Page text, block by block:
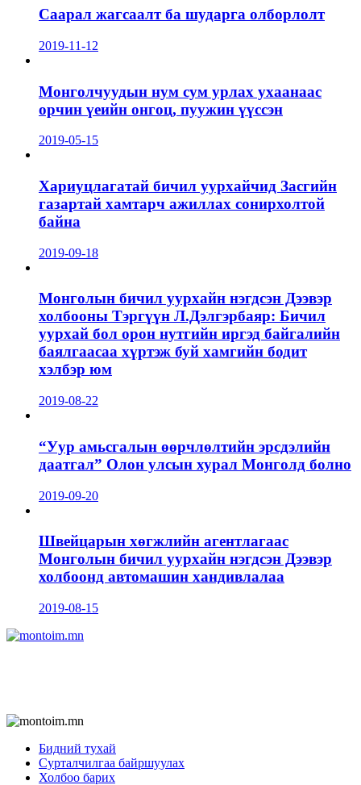
Саарал жагсаалт ба шударга олборлолт
2019-11-12
Монголчуудын нум сум урлах ухаанаас
орчин үеийн онгоц, пуужин үүссэн
2019-05-15
Хариуцлагатай бичил уурхайчид Засгийн
газартай хамтарч ажиллах сонирхолтой
байна
2019-09-18
Монголын бичил уурхайн нэгдсэн Дээвэр
холбооны Тэргүүн Л.Дэлгэрбаяр: Бичил
уурхай бол орон нутгийн иргэд байгалийн
баялгаасаа хүртэж буй хамгийн бодит
хэлбэр юм
2019-08-22
“Уур амьсгалын өөрчлөлтийн эрсдэлийн
даатгал” Олон улсын хурал Монголд болно
2019-09-20
Швейцарын хөгжлийн агентлагаас
Монголын бичил уурхайн нэгдсэн Дээвэр
холбоонд автомашин хандивлалаа
2019-08-15
Бидний тухай
Сурталчилгаа байршуулах
Холбоо барих